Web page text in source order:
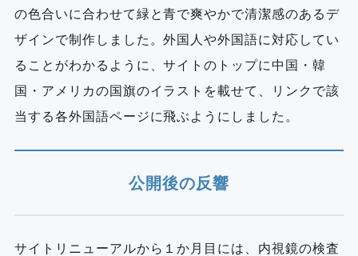
の色合いに合わせて緑と青で爽やかで清潔感のあるデ
ザインで制作しました。外国人や外国語に対応してい
ることがわかるように、サイトのトップに中国・韓
国・アメリカの国旗のイラストを載せて、リンクで該
当する各外国語ページに飛ぶようにしました。
公開後の反響
サイトリニューアルから１か月目には、内視鏡の検査